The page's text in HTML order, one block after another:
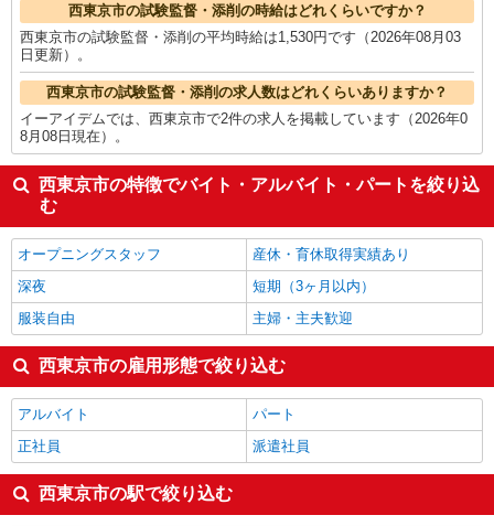
西東京市の試験監督・添削の時給はどれくらいですか？
西東京市の試験監督・添削の平均時給は1,530円です（2026年08月03
日更新）。
西東京市の試験監督・添削の求人数はどれくらいありますか？
イーアイデムでは、西東京市で2件の求人を掲載しています（2026年0
8月08日現在）。
西東京市の特徴でバイト・アルバイト・パートを絞り込
む
オープニングスタッフ
産休・育休取得実績あり
深夜
短期（3ヶ月以内）
服装自由
主婦・主夫歓迎
西東京市の雇用形態で絞り込む
アルバイト
パート
正社員
派遣社員
西東京市の駅で絞り込む